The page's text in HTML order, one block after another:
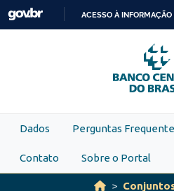
Skip to main content
PARA
O
ACESSO À INFORMAÇÃO
Dados Perguntas
Contato Sobre o Portal